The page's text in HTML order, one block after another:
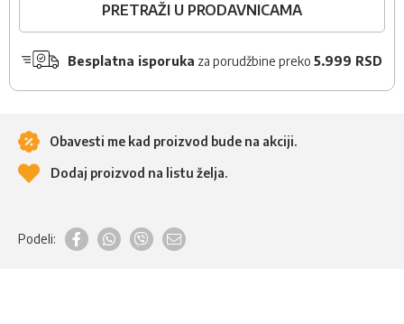
PRETRAŽI U PRODAVNICAMA
Besplatna isporuka za porudžbine preko 5.999 RSD
Obavesti me kad proizvod bude na akciji.
Dodaj proizvod na listu želja.
Podeli: